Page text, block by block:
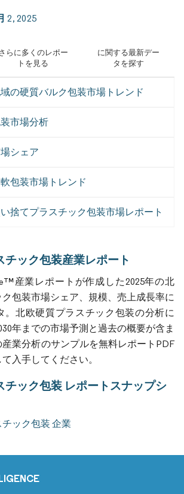
2, 2025
らに多くのレポー
トを見る
に関する最新デー
タを探す
の硬質バルク包装市場トレンド
市場分析
シェア
包装市場トレンド
捨てプラスチック包装市場レポート
チック包装産業レポート
産業レポートが作成した2025年の北
包装市場シェア、規模、売上成長率に
。北欧硬質プラスチック包装の分析に
年までの市場予測と過去の概要が含ま
業分析のサンプルを無料レポートPDF
入手してください。
チック包装 レポートスナップシ
ック包装 企業